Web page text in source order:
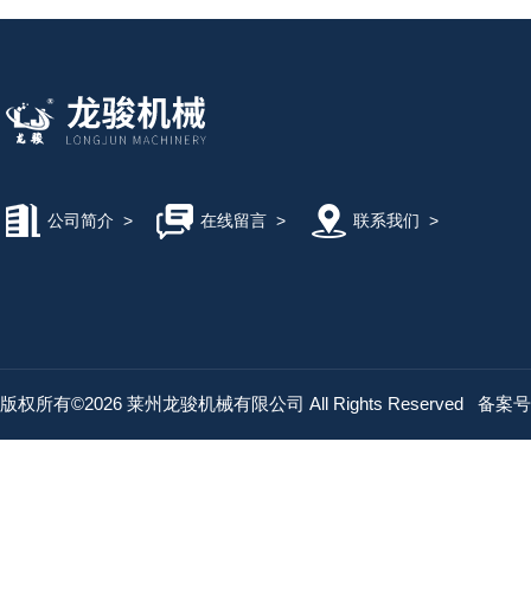
公司简介 > 在线留言> 联系我们 >
版权所有©2026 莱州龙骏机械有限公司 All Rights Reserved 备案